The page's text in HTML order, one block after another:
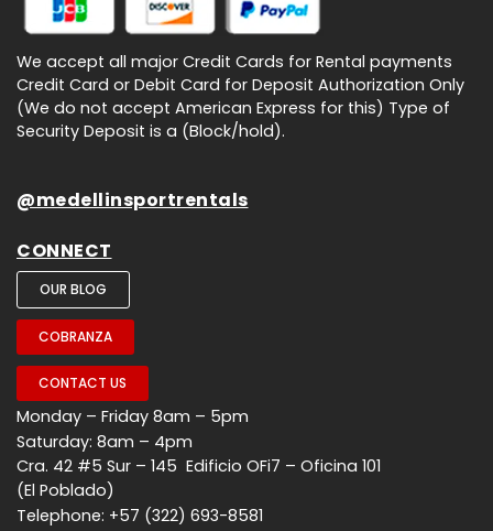
We accept all major Credit Cards for Rental payments
Credit Card or Debit Card for Deposit Authorization Only
(We do not accept American Express for this) Type of
Security Deposit is a (Block/hold).
@medellinsportrentals
CONNECT
OUR BLOG
COBRANZA
CONTACT US
Monday – Friday 8am – 5pm
Saturday: 8am – 4pm
Cra. 42 #5 Sur – 145 Edificio OFi7 – Oficina 101
(El Poblado)
Telephone: +57 (322) 693-8581